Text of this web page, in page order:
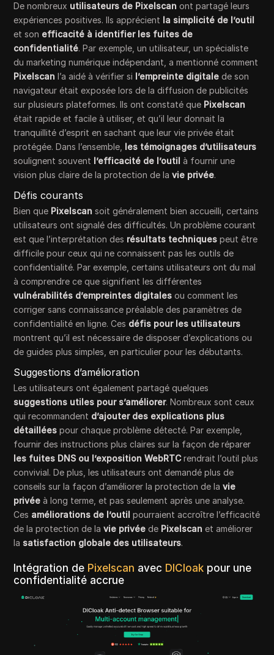
De nombreux utilisateurs de Pixelscan ont partagé leurs
expériences positives. Ils apprécient la simplicité de l’outil
et son efficacité à identifier les fuites de
confidentialité. Par exemple, un utilisateur, un spécialiste
du marketing numérique indépendant, a mentionné comment
Pixelscan l’a aidé à vérifier si l’empreinte digitale de son
navigateur était exposée lors de la diffusion de publicités
sur plusieurs plateformes. Ils ont constaté que Pixelscan
était rapide et facile à utiliser, et qu’il leur donnait la
tranquillité d’esprit en sachant que leur vie privée était
protégée. Dans l’ensemble, les témoignages d’utilisateurs
soulignent souvent l’efficacité de l’outil à fournir une
vision plus claire de la protection de lavie privée.
Défis courants
Bien que Pixelscan soit généralement bien accueilli, certains
utilisateurs ont signalé des difficultés. Un problème courant
est que l’interprétation des résultats techniques peut être
difficile pour ceux qui ne connaissent pas les outils de
confidentialité. Par exemple, certains utilisateurs ont du mal
à comprendre ce que signifient les différentes
vulnérabilités d’empreintes digitales ou comment les
corriger sans connaissance préalable des paramètres de
confidentialité en ligne. Ces défis pour les utilisateurs
montrent qu’il est nécessaire de disposer d’explications ou
de guides plus simples, en particulier pour les débutants.
Suggestions d’amélioration
Les utilisateurs ont également partagé quelques
suggestions utiles pour s’améliorer. Nombreux sont ceux
qui recommandent d’ajouter des explications plus
détaillées pour chaque problème détecté. Par exemple,
fournir des instructions plus claires sur la façon de réparer
les fuites DNS ou l’exposition WebRTCrendrait l’outil plus
convivial. De plus, les utilisateurs ont demandé plus de
conseils sur la façon d’améliorer la protection de lavie
privée à long terme, et pas seulement après une analyse.
Ces améliorations de l’outil pourraient accroître l’efficacité
de la protection de lavie privée de Pixelscan et améliorer
la satisfaction globale des utilisateurs.
Intégration de Pixelscan avec DICloak pour une
confidentialité accrue